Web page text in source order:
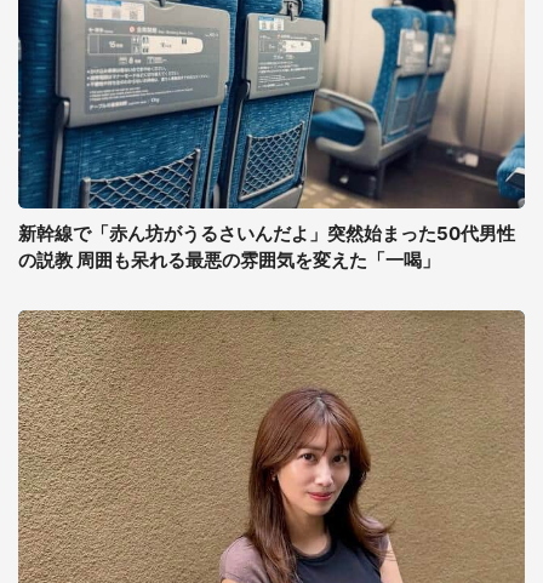
新幹線で「赤ん坊がうるさいんだよ」突然始まった50代男性
の説教 周囲も呆れる最悪の雰囲気を変えた「一喝」